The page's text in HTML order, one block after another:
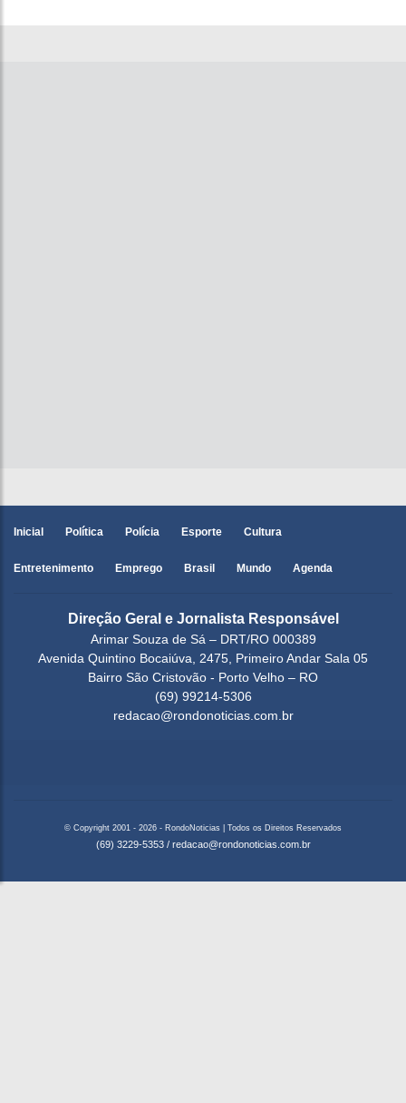
Inicial Política Polícia Esporte Cultura
Entretenimento Emprego Brasil Mundo Agenda
Direção Geral e Jornalista Responsável
Arimar Souza de Sá – DRT/RO 000389
Avenida Quintino Bocaiúva, 2475, Primeiro Andar Sala 05
Bairro São Cristovão - Porto Velho – RO
(69) 99214-5306
redacao@rondonoticias.com.br
© Copyright 2001 - 2026 - RondoNoticias | Todos os Direitos Reservados
(69) 3229-5353 / redacao@rondonoticias.com.br